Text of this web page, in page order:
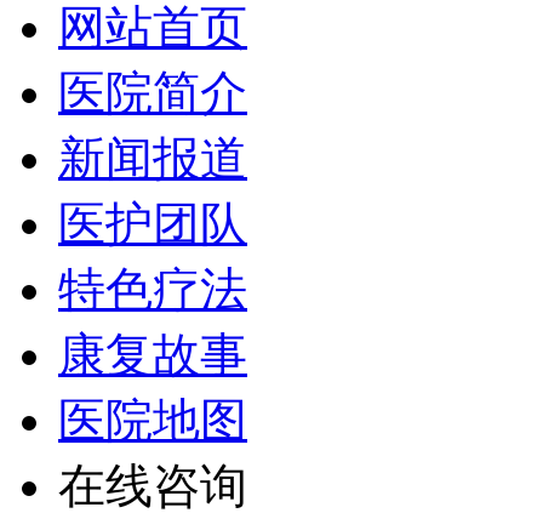
网站首页
医院简介
新闻报道
医护团队
特色疗法
康复故事
医院地图
在线咨询